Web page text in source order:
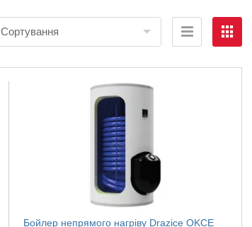
Сортування
Бойлер непрямого нагріву Drazice OKCE